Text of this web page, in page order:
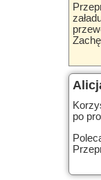
po